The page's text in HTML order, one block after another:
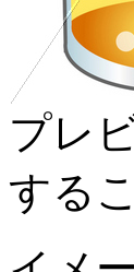
プレ
する